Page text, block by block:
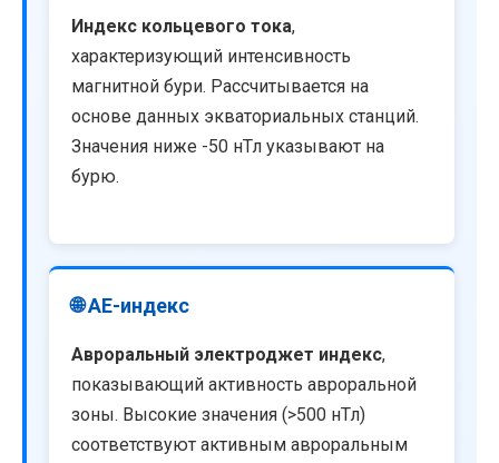
Индекс кольцевого тока,
характеризующий интенсивность
магнитной бури. Рассчитывается на
основе данных экваториальных станций.
Значения ниже -50 нТл указывают на
бурю.
🌐 AE-индекс
Авроральный электроджет индекс,
показывающий активность авроральной
зоны. Высокие значения (>500 нТл)
соответствуют активным авроральным